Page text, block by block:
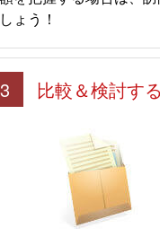
ょう！
比較＆検討する